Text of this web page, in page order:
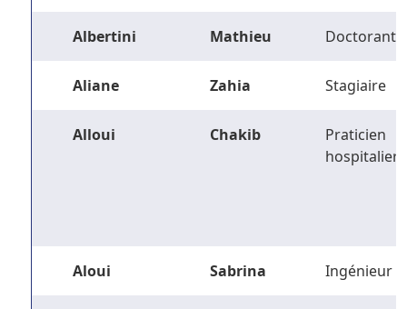
Albertini Mathieu Doctorant
Aliane Zahia Stagiaire
Alloui Chakib
Praticien
hospitalier
Aloui Sabrina Ingénieur